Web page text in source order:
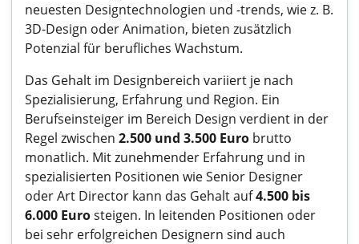
neuesten Designtechnologien und -trends, wie z. B.
3D-Design oder Animation, bieten zusätzlich
Potenzial für berufliches Wachstum.
Das Gehalt im Designbereich variiert je nach
Spezialisierung, Erfahrung und Region. Ein
Berufseinsteiger im Bereich Design verdient in der
Regel zwischen 2.500 und 3.500 Euro brutto
monatlich. Mit zunehmender Erfahrung und in
spezialisierten Positionen wie Senior Designer
oder Art Director kann das Gehalt auf4.500 bis
6.000 Eurosteigen. In leitenden Positionen oder
bei sehr erfolgreichen Designern sind auch